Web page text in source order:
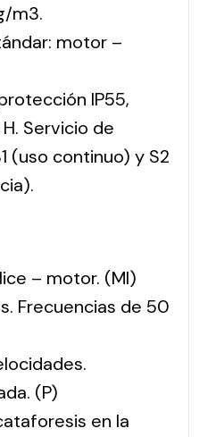
m3.
motor –
IP55,
Servicio de
(uso continuo) y S2
– motor. (MI)
Frecuencias de 50
(P)
en la